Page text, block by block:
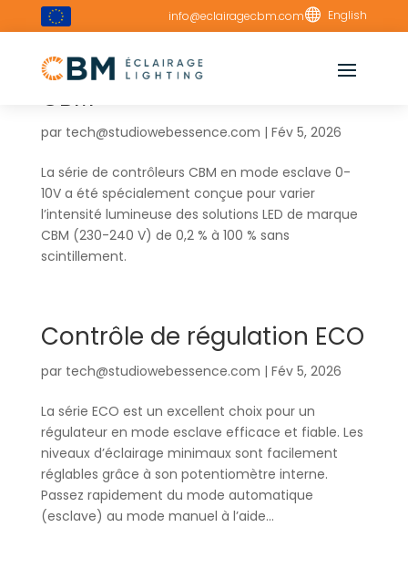
info@eclairagecbm.com English
Contrôle de régulation
CBM
par tech@studiowebessence.com | Fév 5, 2026
La série de contrôleurs CBM en mode esclave 0-
10V a été spécialement conçue pour varier
l’intensité lumineuse des solutions LED de marque
CBM (230-240 V) de 0,2 % à 100 % sans
scintillement.
Contrôle de régulation ECO
par tech@studiowebessence.com | Fév 5, 2026
La série ECO est un excellent choix pour un
régulateur en mode esclave efficace et fiable. Les
niveaux d’éclairage minimaux sont facilement
réglables grâce à son potentiomètre interne.
Passez rapidement du mode automatique
(esclave) au mode manuel à l’aide...